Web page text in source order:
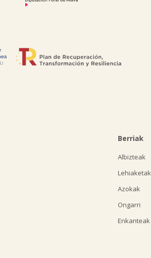
Berriak
Albizteak
Lehiaketak
Azokak
Ongarri
Enkanteak